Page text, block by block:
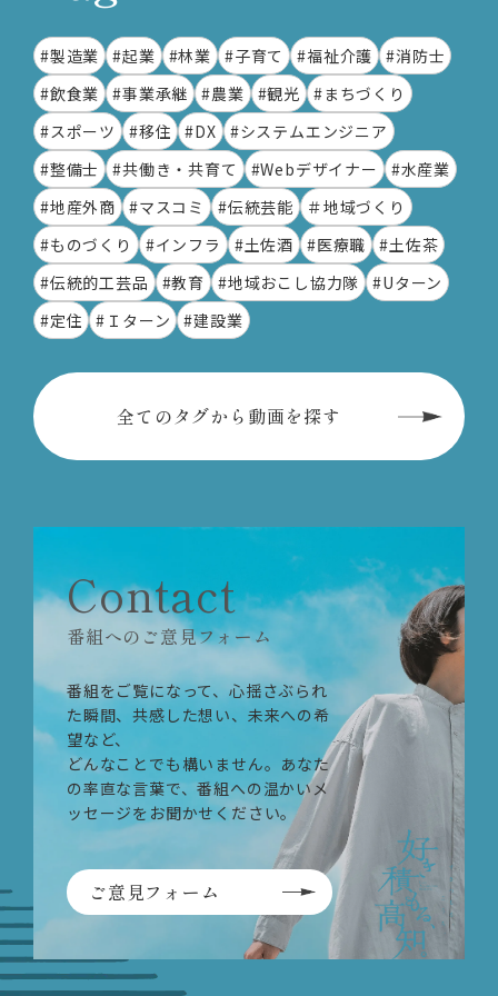
#製造業 #起業 #林業 #子育て #福祉介護
#消防士
#飲食業
#事業承継 #農業 #観光
#まちづくり
#スポーツ
#移住 #DX
#システムエンジニア
#整備士
#共働き・共育て #Webデザイナー
#水産業
#地産外商
#マスコミ #伝統芸能
＃地域づくり
#ものづくり
#インフラ #土佐酒 #医療職
#土佐茶
#伝統的工芸品
#教育 #地域おこし協力隊
#Uターン
#定住
#Ｉターン #建設業
全てのタグから動画を探す
Contact
番組へのご意見フォーム
番組をご覧になって、心揺さぶられ
た瞬間、共感した想い、未来への希
望など、
どんなことでも構いません。あなた
の率直な言葉で、番組への温かいメ
ッセージをお聞かせください。
ご意見フォーム